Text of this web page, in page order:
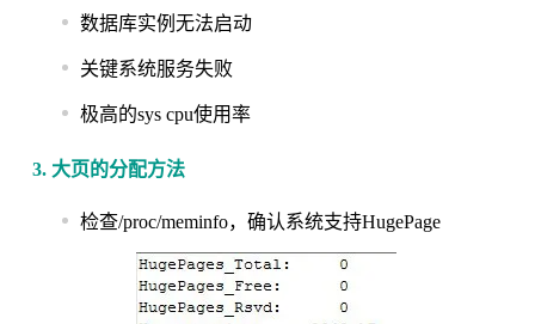
数据库实例无法启动
关键系统服务失败
极高的sys cpu使用率
3. 大页的分配方法
检查/proc/meminfo，确认系统支持HugePage